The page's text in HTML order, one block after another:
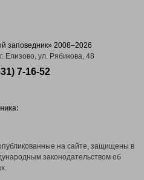
заповедник» 2008–2026
Елизово, ул. Рябикова, 48
7-16-52
на сайте, защищены в
законодательством об